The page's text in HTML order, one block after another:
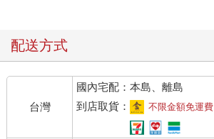
配送方式
台灣
國內宅配：本島、離島
到店取貨：
不限金額免運費